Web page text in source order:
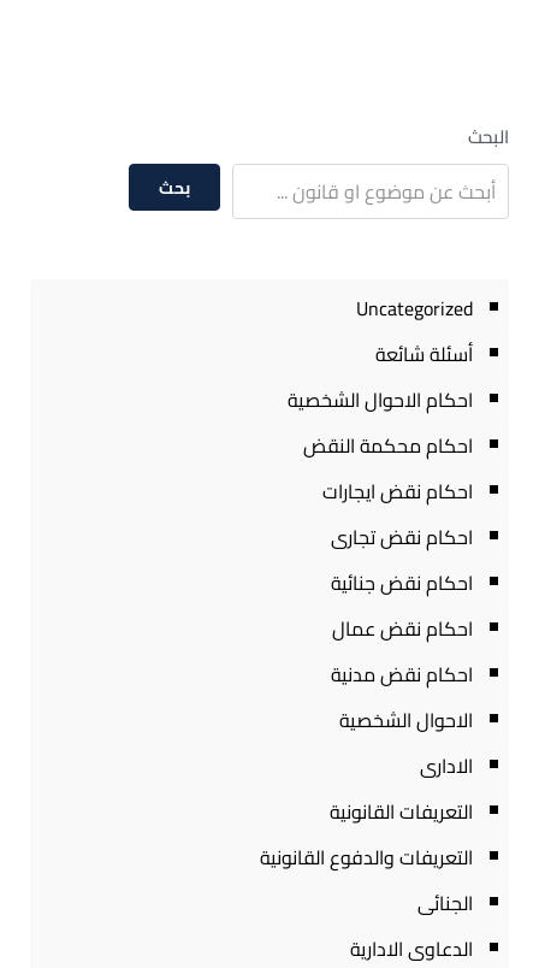
البحث
بحث
Uncategorized
أسئلة شائعة
احكام الاحوال الشخصية
احكام محكمة النقض
احكام نقض ايجارات
احكام نقض تجارى
احكام نقض جنائية
احكام نقض عمال
احكام نقض مدنية
الاحوال الشخصية
الادارى
التعريفات القانونية
التعريفات والدفوع القانونية
الجنائى
الدعاوى الادارية